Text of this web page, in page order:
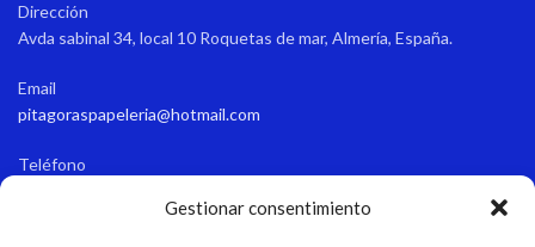
Gestionar consentimiento
siempre.
Dirección
Avda sabinal 34, local 10 Roquetas de mar, Almería, España.
Email
pitagoraspapeleria@hotmail.com
Teléfono